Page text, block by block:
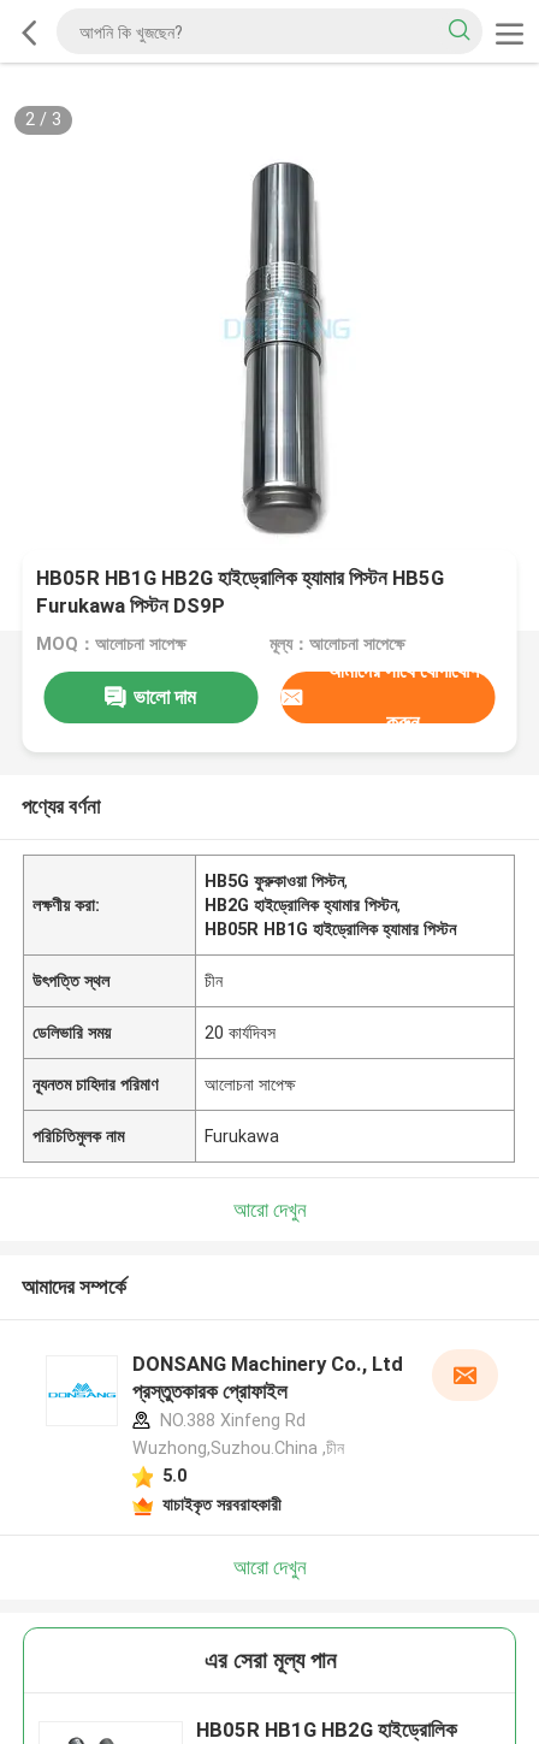
2/ 3
HB05R HB1G HB2G হাইড্রোলিক হ্যামার পিস্টন HB5G
Furukawa পিস্টন DS9P
MOQ：আলোচনা সাপেক্ষ মূল্য：আলোচনা সাপেক্ষে
ভালো দাম
আমাদের সাথে যোগাযোগ
করুন
পণ্যের বর্ণনা
লক্ষণীয় করা:
HB5G ফুরুকাওয়া পিস্টন,
HB2G হাইড্রোলিক হ্যামার পিস্টন,
HB05R HB1G হাইড্রোলিক হ্যামার পিস্টন
উৎপত্তি স্থল চীন
ডেলিভারি সময় 20 কার্যদিবস
ন্যূনতম চাহিদার পরিমাণ আলোচনা সাপেক্ষ
পরিচিতিমুলক নাম Furukawa
আরো দেখুন
আমাদের সম্পর্কে
DONSANG Machinery Co., Ltd
প্রস্তুতকারক প্রোফাইল
NO.388 Xinfeng Rd
Wuzhong,Suzhou.China ,চীন
5.0
যাচাইকৃত সরবরাহকারী
আরো দেখুন
এর সেরা মূল্য পান
HB05R HB1G HB2G হাইড্রোলিক